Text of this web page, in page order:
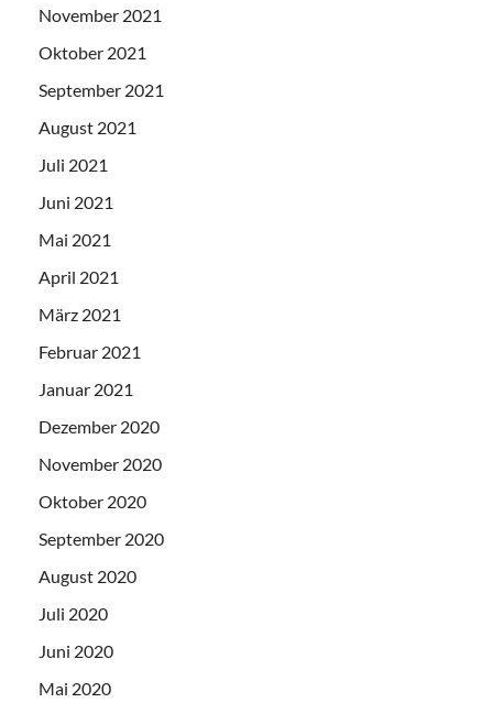
November 2021
Oktober 2021
September 2021
August 2021
Juli 2021
Juni 2021
Mai 2021
April 2021
März 2021
Februar 2021
Januar 2021
Dezember 2020
November 2020
Oktober 2020
September 2020
August 2020
Juli 2020
Juni 2020
Mai 2020